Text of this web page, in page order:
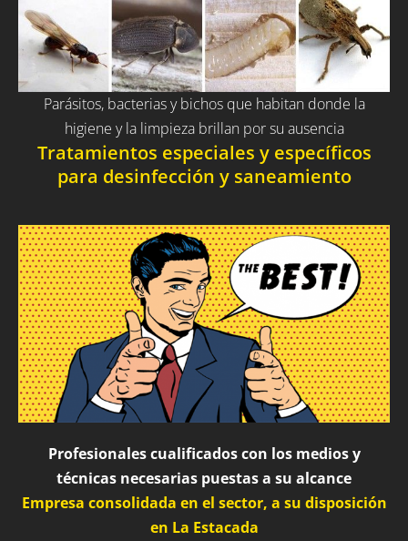
Parásitos, bacterias y bichos que habitan donde la
higiene y la limpieza brillan por su ausencia
Tratamientos especiales y específicos
para desinfección y saneamiento
Profesionales cualificados con los medios y
técnicas necesarias puestas a su alcance
Empresa consolidada en el sector, a su disposición
en La Estacada